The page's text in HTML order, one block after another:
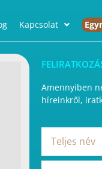
Kapcsolat
Amennyiben
híreinkről,